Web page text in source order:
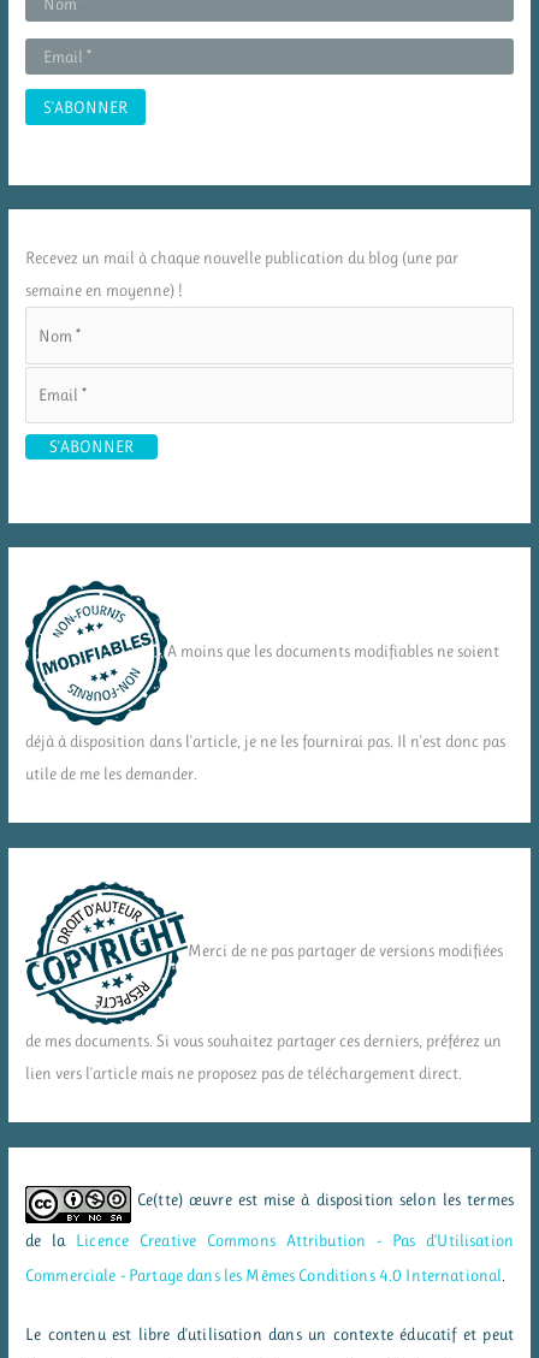
Recevez un mail à chaque nouvelle publication du blog (une par
semaine en moyenne) !
A moins que les documents modifiables ne soient
déjà à disposition dans l'article, je ne les fournirai pas. Il n'est donc pas
utile de me les demander.
Merci de ne pas partager de versions modifiées
de mes documents. Si vous souhaitez partager ces derniers, préférez un
lien vers l'article mais ne proposez pas de téléchargement direct.
Ce(tte) œuvre est mise à disposition selon les termes
de la Licence Creative Commons Attribution - Pas d’Utilisation
Commerciale - Partage dans les Mêmes Conditions 4.0 International
Le contenu est libre d'utilisation dans un contexte éducatif et peut